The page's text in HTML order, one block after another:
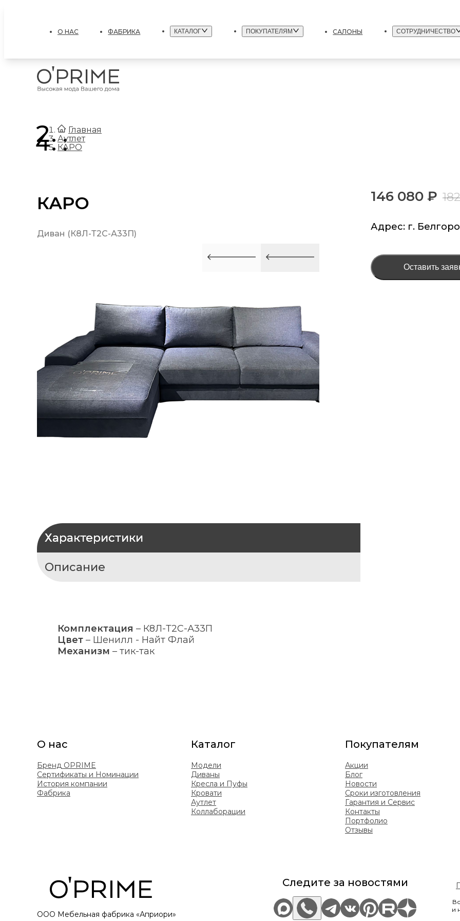
О НАС ФАБРИКА КАТАЛОГ ПОКУПАТЕЛЯМ САЛОНЫ СОТРУДНИЧЕСТВО
Главная
.
Аутлет
.
КАРО
КАРО
Диван (К8Л-Т2С-А33П)
146 080 ₽
Адрес: г.
Оставить
Характеристики
Описание
Комплектация – К8Л-Т2С-А33П
Цвет – Шенилл - Найт Флай
Механизм – тик-так
О нас
Бренд OPRIME
Сертификаты и Номинации
История компании
Фабрика
Каталог
Модели
Диваны
Кресла и Пуфы
Кровати
Аутлет
Коллаборации
Покупателям
Акции
Блог
Новости
Сроки изготовления
Гарантия и Сервис
Контакты
Портфолио
Отзывы
ООО Мебельная фабрика «Априори»
Следите за новостями
и